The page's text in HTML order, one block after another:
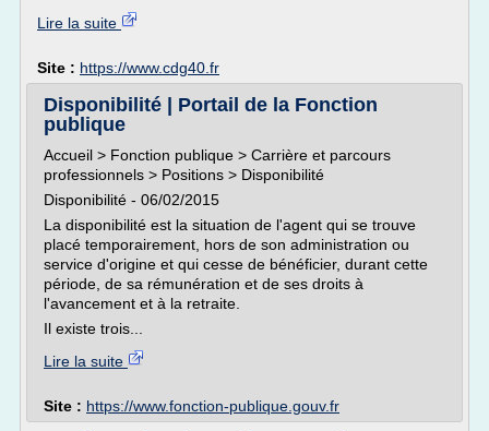
Lire la suite
Site : https://www.cdg40.fr
Disponibilité | Portail de la Fonction
publique
Accueil > Fonction publique > Carrière et parcours
professionnels > Positions > Disponibilité
Disponibilité - 06/02/2015
La disponibilité est la situation de l'agent qui se trouve
placé temporairement, hors de son administration ou
service d'origine et qui cesse de bénéficier, durant cette
période, de sa rémunération et de ses droits à
l'avancement et à la retraite.
Il existe trois...
Lire la suite
Site : https://www.fonction-publique.gouv.fr